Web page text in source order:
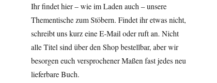
Ihr findet hier – wie im Laden auch – unsere
Thementische zum Stöbern. Findet ihr etwas nicht,
schreibt uns kurz eine E-Mail oder ruft an. Nicht
alle Titel sind über den Shop bestellbar, aber wir
besorgen euch versprochener Maßen fast jedes neu
lieferbare Buch.